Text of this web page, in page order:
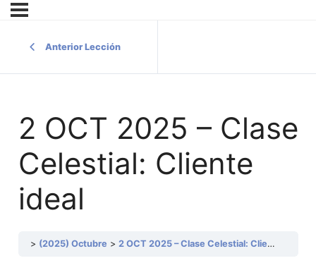
Anterior Lección
2 OCT 2025 – Clase
Celestial: Cliente
ideal
(2025) Octubre 2 OCT 2025 – Clase Celestial: Cliente ideal